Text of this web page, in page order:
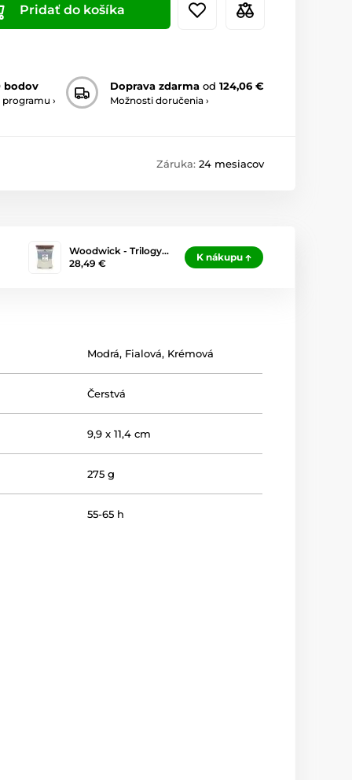
Pridať do košíka
bodov
›
Doprava zdarma od 124,06 €
Možnosti doručenia ›
Záruka: 24 mesiacov
Woodwick - Trilogy…
28,49 €
K nákupu
Modrá, Fialová, Krémová
Čerstvá
9,9 x 11,4 cm
275 g
55-65 h